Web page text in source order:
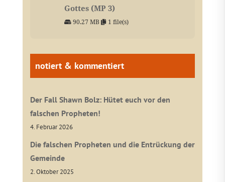
Gottes (MP 3)
90.27 MB 1 file(s)
notiert & kommentiert
Der Fall Shawn Bolz: Hütet euch vor den
falschen Propheten!
4. Februar 2026
Die falschen Propheten und die Entrückung der
Gemeinde
2. Oktober 2025